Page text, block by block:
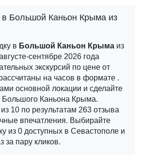
в Большой Каньон Крыма из
в Большой Каньон Крыма из
сентябре 2026 года
экскурсий по цене от
на часов в формате .
основной локации и сделайте
Каньона Крыма.
10 по результатам 263 отзыва
впечатления. Выбирайте
из 0 доступных в Севастополе и
за пару кликов.